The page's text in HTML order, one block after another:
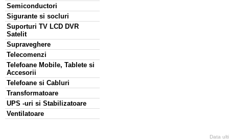
Semiconductori
Sigurante si socluri
Suporturi TV LCD DVR
Satelit
Supraveghere
Telecomenzi
Telefoane Mobile, Tablete si
Accesorii
Telefoane si Cabluri
Transformatoare
UPS -uri si Stabilizatoare
Ventilatoare
Data